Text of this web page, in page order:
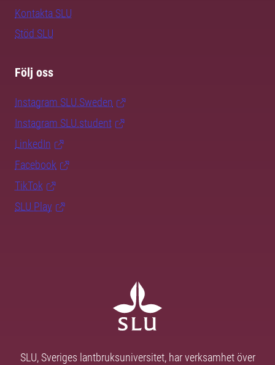
Kontakta SLU
Stöd SLU
Följ oss
Instagram SLU.Sweden
Instagram SLU.student
LinkedIn
Facebook
TikTok
SLU Play
SLU, Sveriges lantbruksuniversitet, har verksamhet över